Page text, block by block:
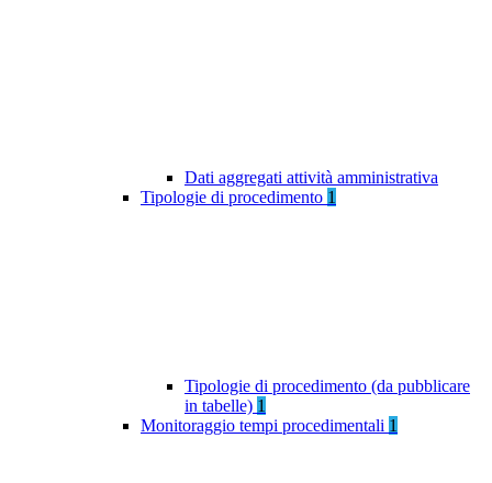
Dati aggregati attività amministrativa
Tipologie di procedimento 1
Tipologie di procedimento (da pubblicare
in tabelle) 1
Monitoraggio tempi procedimentali 1